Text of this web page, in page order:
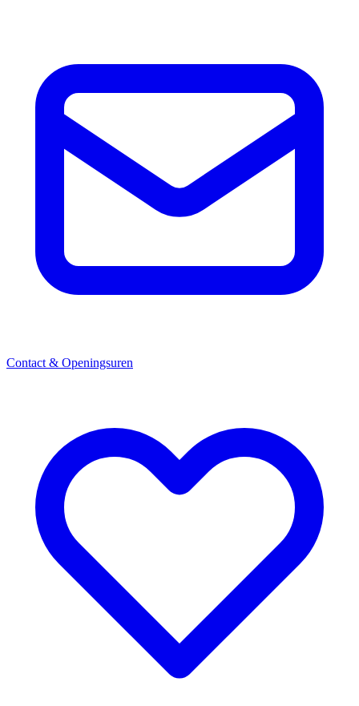
Contact & Openingsuren